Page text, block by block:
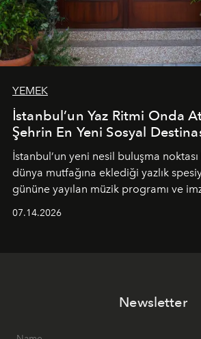
YEMEK
İstanbul’un Yaz Ritmi Onda
Şehrin En Yeni Sosyal
İstanbul’un yeni nesil buluşma noktası
dünya mutfağına eklediği yazlık
gününe yayılan müzik programı ve
07.14.2026
Newsletter